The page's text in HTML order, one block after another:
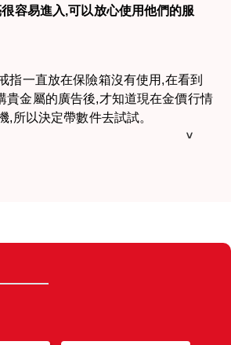
太好了,我會再來光顧的。
很容易進入,可以放心使用他們的服
指一直放在保險箱沒有使用,在看到
貴金屬的廣告後,才知道現在金價行情
,所以決定帶數件去試試。
購服務所以有些擔心,但是在看到店
非常良好。